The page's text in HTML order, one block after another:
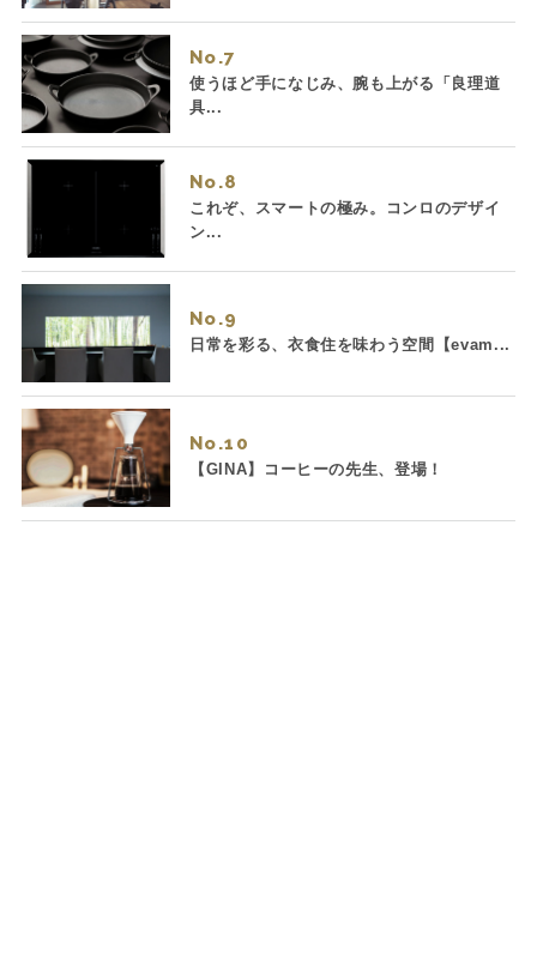
No.
使うほど手になじみ、腕も上がる「良理道
具...
No.
これぞ、スマートの極み。コンロのデザイ
ン...
No.
日常を彩る、衣食住を味わう空間【evam...
No.
【GINA】コーヒーの先生、登場！